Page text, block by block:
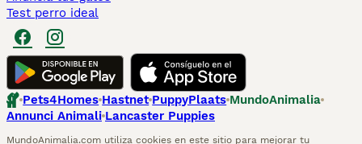
Test perro ideal
Pets4Homes Hastnet PuppyPlaats MundoAnimalia
Annunci Animali Lancaster Puppies
MundoAnimalia.com utiliza cookies en este sitio para mejorar tu